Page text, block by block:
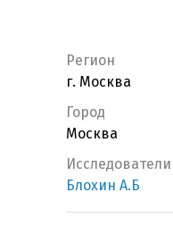
Регион
г. Москва
Город
Москва
Исследователи
Блохин А.Б